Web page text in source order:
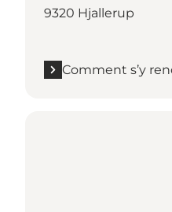
9320 Hjallerup
Comment s’y